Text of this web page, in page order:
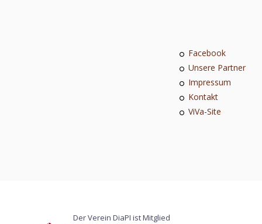
Facebook
Unsere Partner
Impressum
Kontakt
ViVa-Site
Der Verein DiaPI ist Mitglied